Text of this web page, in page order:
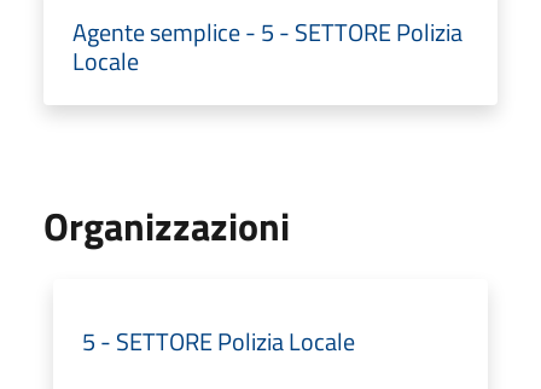
Agente semplice - 5 - SETTORE Polizia
Locale
Organizzazioni
5 - SETTORE Polizia Locale